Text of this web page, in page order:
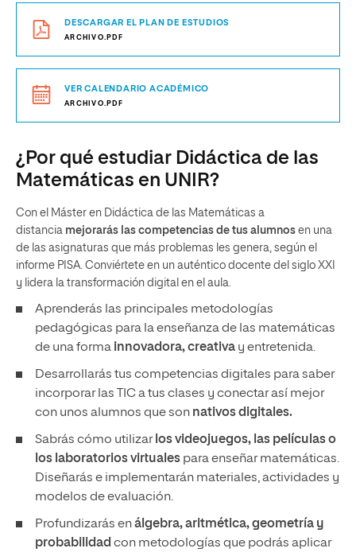
DESCARGAR EL PLAN DE ESTUDIOS
ARCHIVO.PDF
VER CALENDARIO ACADÉMICO
ARCHIVO.PDF
¿Por qué estudiar Didáctica de las
Matemáticas en UNIR?
Con el Máster en Didáctica de las Matemáticas a
distancia mejorarás las competencias de tus alumnos en una
de las asignaturas que más problemas les genera, según el
informe PISA. Conviértete en un auténtico docente del siglo XXI
y lidera la transformación digital en el aula.
Aprenderás las principales metodologías
pedagógicas para la enseñanza de las matemáticas
de una forma innovadora, creativa y entretenida.
Desarrollarás tus competencias digitales para saber
incorporar las TIC a tus clases y conectar así mejor
con unos alumnos que son nativos digitales.
Sabrás cómo utilizarlos videojuegos, las películas o
los laboratorios virtuales para enseñar matemáticas.
Diseñarás e implementarán materiales, actividades y
modelos de evaluación.
Profundizarás enálgebra, aritmética, geometría y
probabilidad con metodologías que podrás aplicar